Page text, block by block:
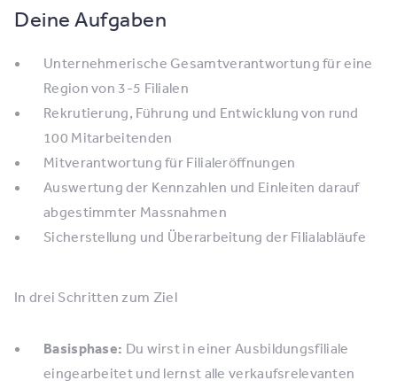
Deine Aufgaben
Unternehmerische Gesamtverantwortung für eine
Region von 3-5 Filialen
Rekrutierung, Führung und Entwicklung von rund
100 Mitarbeitenden
Mitverantwortung für Filialeröffnungen
Auswertung der Kennzahlen und Einleiten darauf
abgestimmter Massnahmen
Sicherstellung und Überarbeitung der Filialabläufe
In drei Schritten zum Ziel
Basisphase: Du wirst in einer Ausbildungsfiliale
eingearbeitet und lernst alle verkaufsrelevanten